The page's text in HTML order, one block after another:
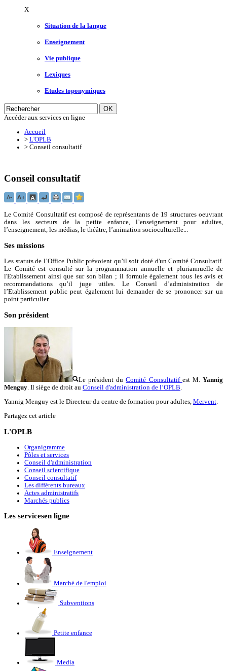
X
Situation de la langue
Enseignement
Vie publique
Lexiques
Etudes toponymiques
Accéder aux services en ligne
Accueil
> L'OPLB
> Conseil consultatif
Conseil consultatif
Le Comité Consultatif est composé de représentants de 19 structures oeuvrant
dans les secteurs de la petite enfance, l’enseignement pour adultes,
l’enseignement, les médias, le théâtre, l’animation socioculturelle...
Ses missions
Les statuts de l’Office Public prévoient qu’il soit doté d'un Comité Consultatif.
Le Comité est consulté sur la programmation annuelle et pluriannuelle de
l'Etablissement ainsi que sur son bilan ; il formule également tous les avis et
recommandations qu’il juge utiles. Le Conseil d’administration de
l’Etablissement public peut également lui demander de se prononcer sur un
point particulier.
Son président
Le président duComité Consultatif est M.Yannig
Menguy. Il siège de droit au Conseil d'administration de l’OPLB.
Yannig Menguy est le Directeur du centre de formation pour adultes, Mervent
Partagez cet article
L'OPLB
Organigramme
Pôles et services
Conseil d'administration
Conseil scientifique
Conseil consultatif
Les différents bureaux
Actes administratifs
Marchés publics
Les servicesen ligne
Enseignement
Marché de l'emploi
Subventions
Petite enfance
Media